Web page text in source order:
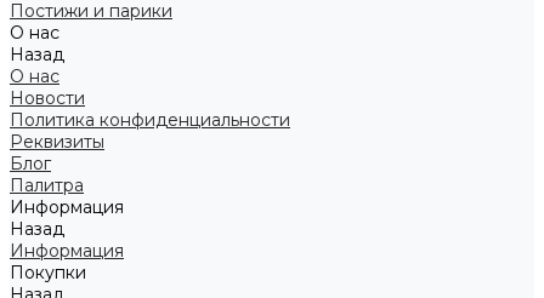
Постижи и парики
О нас
Назад
О нас
Новости
Политика конфиденциальности
Реквизиты
Блог
Палитра
Информация
Назад
Информация
Покупки